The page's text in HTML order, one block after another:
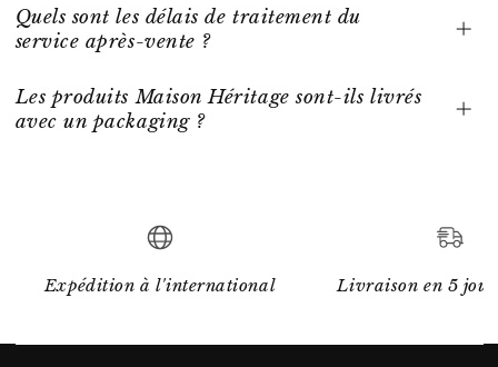
Quels sont les délais de traitement du
service après-vente ?
Les produits Maison Héritage sont-ils livrés
avec un packaging ?
Expédition à l'international Livraison en 5